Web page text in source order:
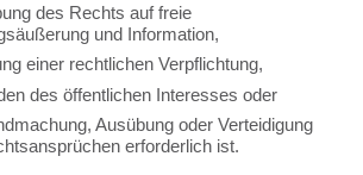
des Rechts auf freie
und Information,
einer rechtlichen Verpflichtung,
des öffentlichen Interesses oder
Ausübung oder Verteidigung
erforderlich ist.